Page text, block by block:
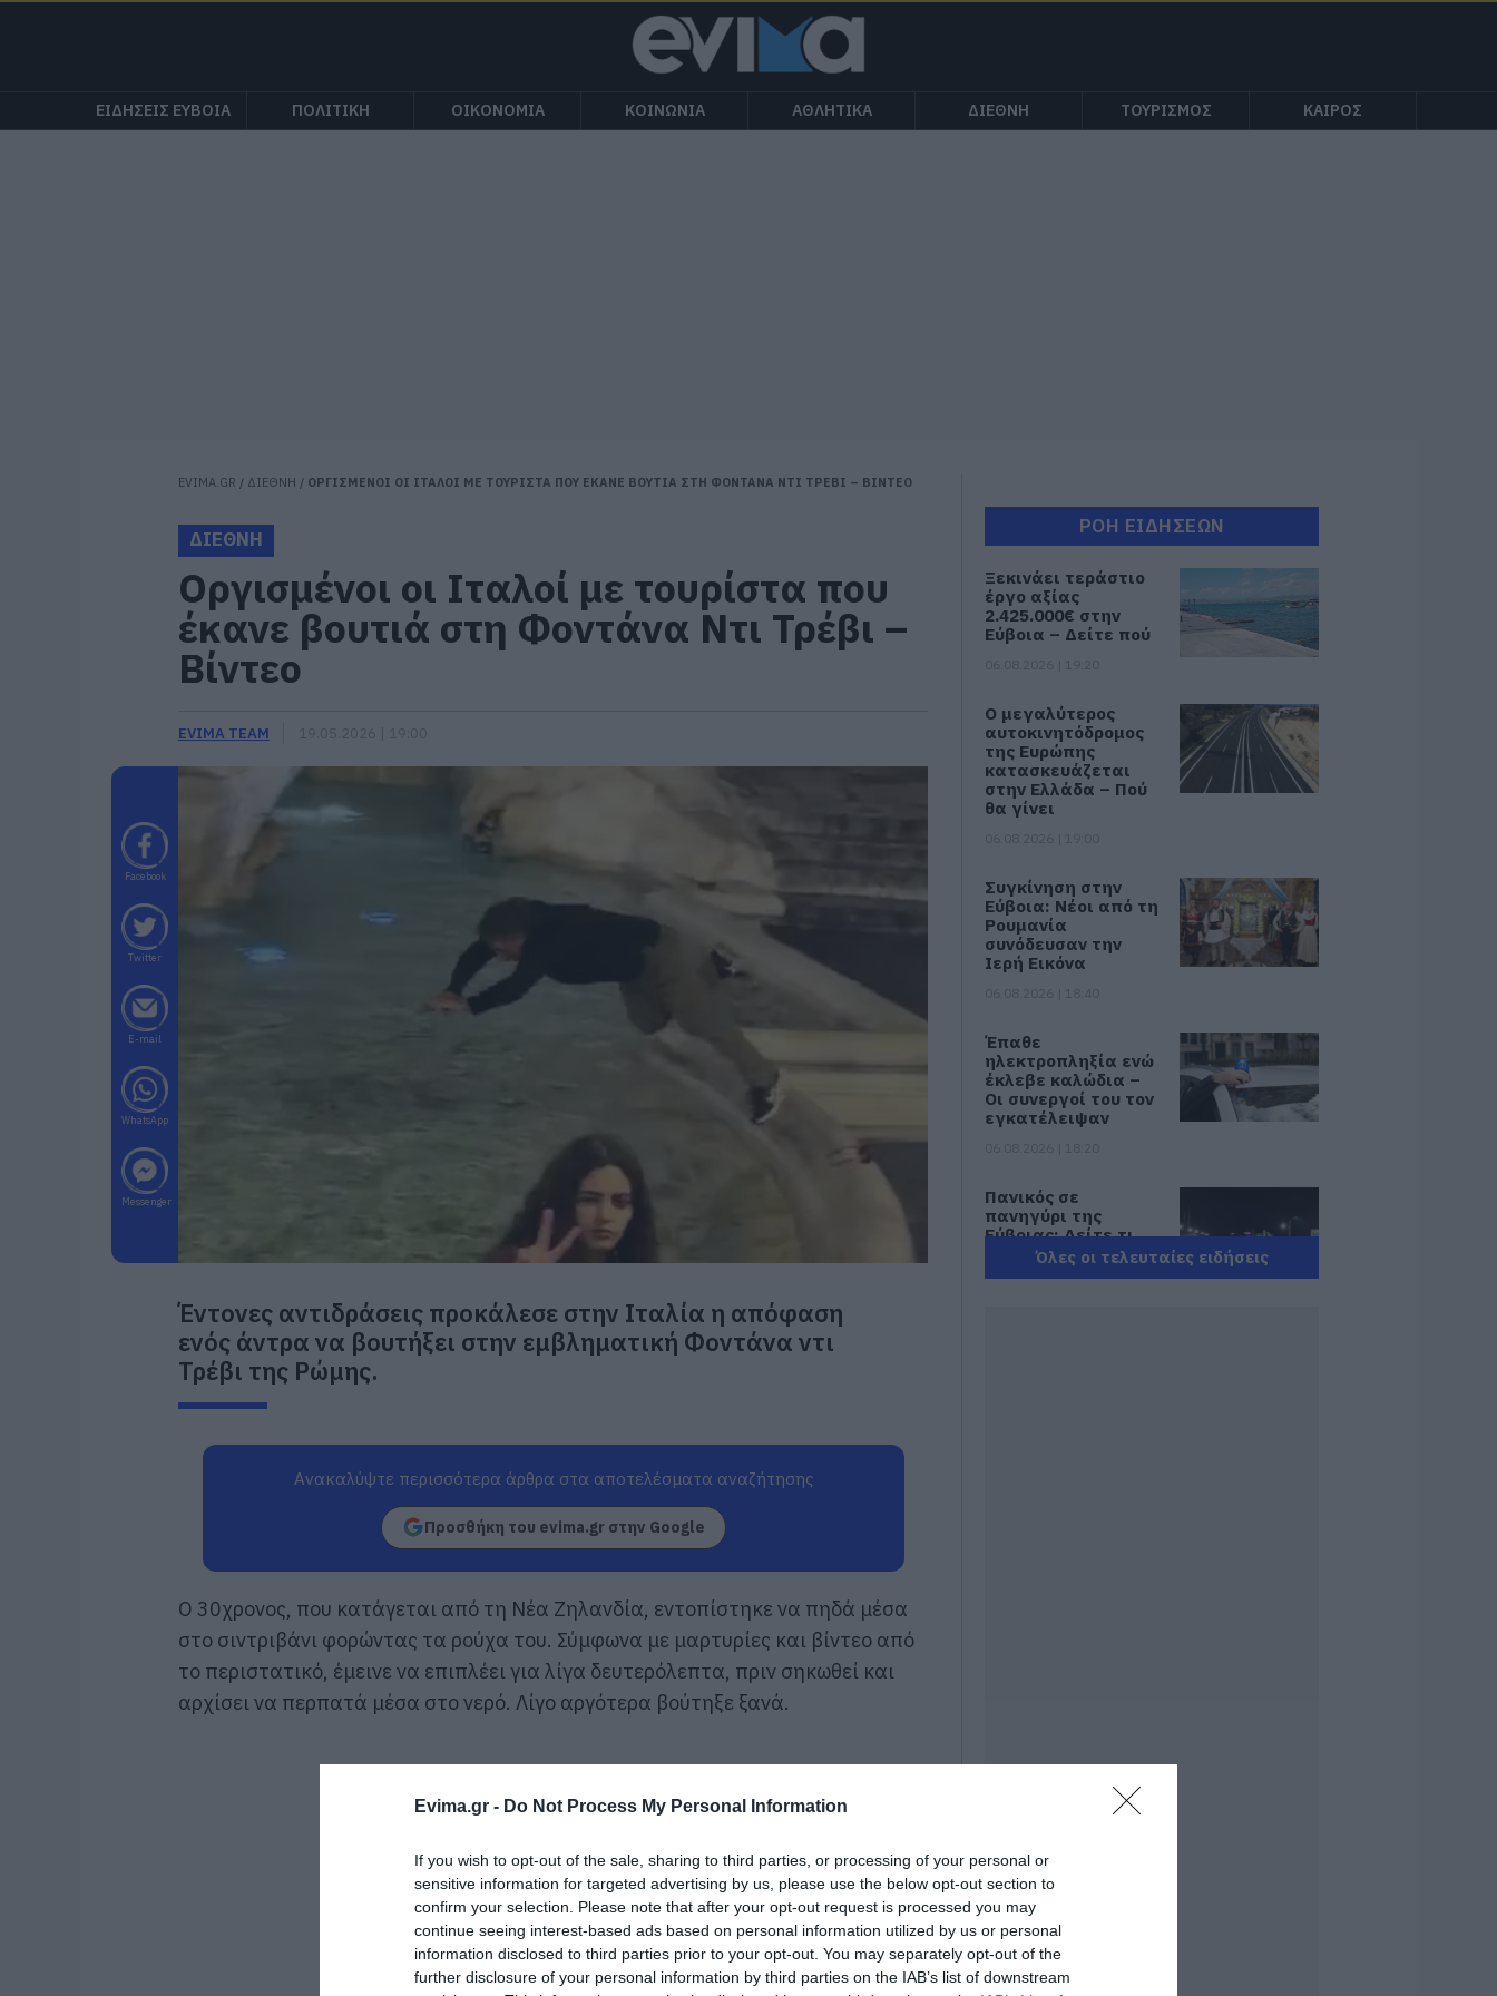
Evima.gr - Do Not Process My Personal Information
If you wish to opt-out of the sale, sharing to third parties, or processing of your personal or
sensitive information for targeted advertising by us, please use the below opt-out section to
confirm your selection. Please note that after your opt-out request is processed you may
continue seeing interest-based ads based on personal information utilized by us or personal
information disclosed to third parties prior to your opt-out. You may separately opt-out of the
further disclosure of your personal information by third parties on the IAB’s list of downstream
ΕΙΔΗΣΕΙΣ ΕΥΒΟΙΑ ΠΟΛΙΤΙΚΗ ΟΙΚΟΝΟΜΙΑ ΚΟΙΝΩΝΙΑ ΑΘΛΗΤΙΚΑ ΔΙΕΘΝΗ ΤΟΥΡΙΣΜΟΣ ΚΑΙΡΟΣ
EVIMA.GR / ΔΙΕΘΝΗ / ΟΡΓΙΣΜΕΝΟΙ ΟΙ ΙΤΑΛΟΙ ΜΕ ΤΟΥΡΙΣΤΑ ΠΟΥ ΕΚΑΝΕ ΒΟΥΤΙΑ ΣΤΗ ΦΟΝΤΑΝΑ ΝΤΙ ΤΡΕΒΙ – ΒΙΝΤΕΟ
ΔΙΕΘΝΗ
Οργισμένοι οι Ιταλοί με τουρίστα που
έκανε βουτιά στη Φοντάνα Ντι Τρέβι –
Βίντεο
EVIMA TEAM
Facebook
Twitter
E-mail
WhatsApp
Messenger
Έντονες αντιδράσεις προκάλεσε στην Ιταλία η απόφαση
ενός άντρα να βουτήξει στην εμβληματική Φοντάνα ντι
Τρέβι της Ρώμης.
Ανακαλύψτε περισσότερα άρθρα στα αποτελέσματα αναζήτησης
Προσθήκη του evima.gr στην Google
Ο 30χρονος, που κατάγεται από τη Νέα Ζηλανδία, εντοπίστηκε να πηδά μέσα
στο σιντριβάνι φορώντας τα ρούχα του. Σύμφωνα με μαρτυρίες και βίντεο από
το περιστατικό, έμεινε να επιπλέει για λίγα δευτερόλεπτα, πριν σηκωθεί και
αρχίσει να περπατά μέσα στο νερό. Λίγο αργότερα βούτηξε ξανά.
ΡΟΗ ΕΙΔΗΣΕΩΝ
Ξεκινάει τεράστιο
έργο αξίας
2.425.000€ στην
Εύβοια – Δείτε πού
Ο μεγαλύτερος
αυτοκινητόδρομος
της Ευρώπης
κατασκευάζεται
στην Ελλάδα – Πού
θα γίνει
Συγκίνηση στην
Εύβοια: Νέοι από τη
Ρουμανία
συνόδευσαν την
Ιερή Εικόνα
Έπαθε
ηλεκτροπληξία ενώ
έκλεβε καλώδια –
Οι συνεργοί του τον
εγκατέλειψαν
Πανικός σε
πανηγύρι της
Εύβοιας: Δείτε τι
έγινε χθες το βράδυ
06.08.2026 | 18:00
06.08.2026 | 17:00
δασκάλων στην
Εύβοια – Το θέμα
πάει στην βουλή
06.08.2026 | 16:45
Έρχεται ισχυρό
κύμα ζέστης: Πότε η
Όλες οι τελευταίες ειδήσεις